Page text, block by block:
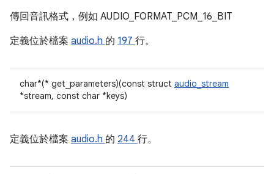
傳回音訊格式，例如 AUDIO_FORMAT_PCM_16_BIT
定義位於檔案 audio.h 的 197 行。
char*(* get_parameters)(const struct audio_stream
*stream, const char *keys)
定義位於檔案 audio.h 的 244 行。